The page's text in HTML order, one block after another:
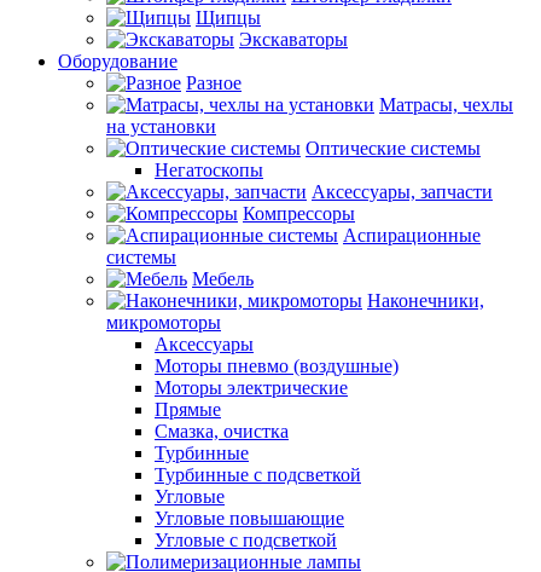
Щипцы
Экскаваторы
Оборудование
Разное
Матрасы, чехлы
на установки
Оптические системы
Негатоскопы
Аксессуары, запчасти
Компрессоры
Аспирационные
системы
Мебель
Наконечники,
микромоторы
Аксессуары
Моторы пневмо (воздушные)
Моторы электрические
Прямые
Смазка, очистка
Турбинные
Турбинные с подсветкой
Угловые
Угловые повышающие
Угловые с подсветкой